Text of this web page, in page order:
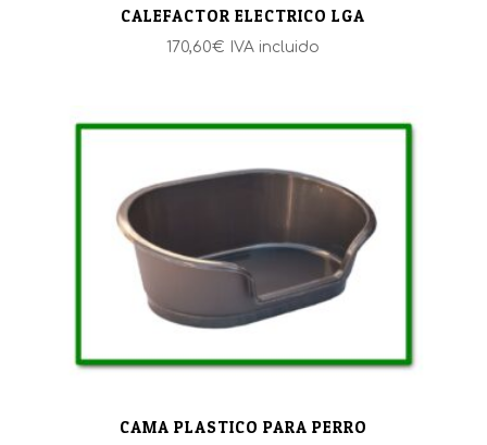
CALEFACTOR ELECTRICO LGA
170,60€ IVA incluido
CAMA PLASTICO PARA PERRO